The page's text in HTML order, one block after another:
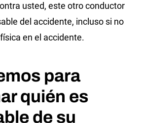
usted, este otro conductor
del accidente, incluso si no
en el accidente.
para
quién es
de su